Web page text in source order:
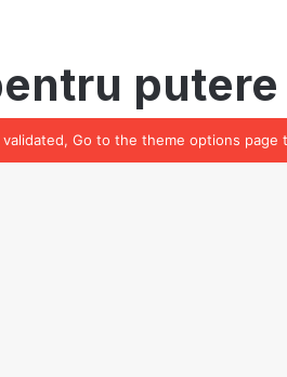
Go to the theme options